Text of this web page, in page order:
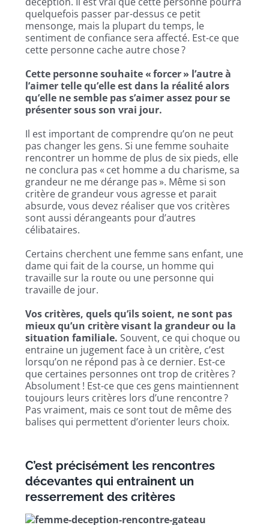
quelquefois passer par-dessus ce petit
mensonge, mais la plupart du temps, le
sentiment de confiance sera affecté. Est-ce que
cette personne cache autre chose ?
Cette personne souhaite « forcer » l’autre à
l’aimer telle qu’elle est dans la réalité alors
qu’elle ne semble pas s’aimer assez pour se
présenter sous son vrai jour.
Il est important de comprendre qu’on ne peut
pas changer les gens. Si une femme souhaite
rencontrer un homme de plus de six pieds, elle
ne conclura pas « cet homme a du charisme, sa
grandeur ne me dérange pas ». Même si son
critère de grandeur vous agresse et parait
absurde, vous devez réaliser que vos critères
sont aussi dérangeants pour d’autres
célibataires.
Certains cherchent une femme sans enfant, une
dame qui fait de la course, un homme qui
travaille sur la route ou une personne qui
travaille de jour.
Vos critères, quels qu’ils soient, ne sont pas
mieux qu’un critère visant la grandeur ou la
situation familiale. Souvent, ce qui choque ou
entraine un jugement face à un critère, c’est
lorsqu’on ne répond pas à ce dernier. Est-ce
que certaines personnes ont trop de critères ?
Absolument ! Est-ce que ces gens maintiennent
toujours leurs critères lors d’une rencontre ?
Pas vraiment, mais ce sont tout de même des
balises qui permettent d’orienter leurs choix.
C’est précisément les rencontres
décevantes qui entrainent un
resserrement des critères